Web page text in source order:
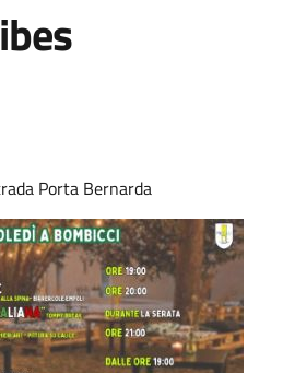
Porta Bernarda